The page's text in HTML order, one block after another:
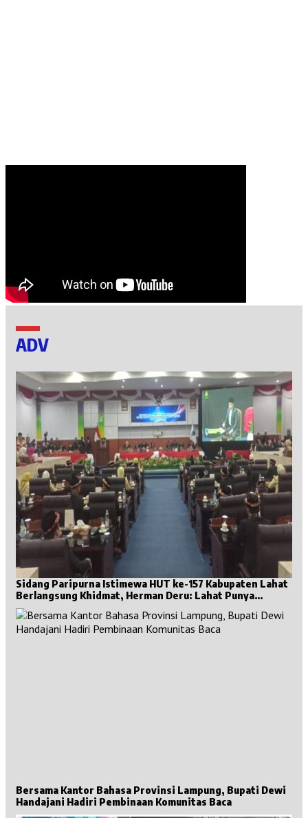
ADV
Sidang Paripurna Istimewa HUT ke-157 Kabupaten Lahat
Berlangsung Khidmat, Herman Deru: Lahat Punya
Sejarah Besar untuk Sumsel
Bersama Kantor Bahasa Provinsi Lampung, Bupati Dewi
Handajani Hadiri Pembinaan Komunitas Baca